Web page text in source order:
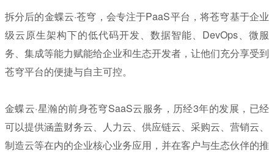
拆分后的金蝶云·苍穹，会专注于PaaS平台，将苍穹基于企业
级云原生架构下的低代码开发、数据智能、DevOps、微服
务、集成等能力赋能给企业和生态开发者，让他们充分享受到
苍穹平台的便捷与自主可控。
金蝶云·星瀚的前身苍穹SaaS云服务，历经3年的发展，已经
可以提供涵盖财务云、人力云、供应链云、采购云、营销云、
制造云等在内的企业核心业务应用，并在客户与生态伙伴的推